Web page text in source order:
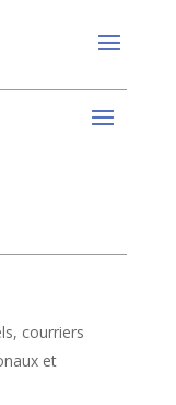
courriers
et